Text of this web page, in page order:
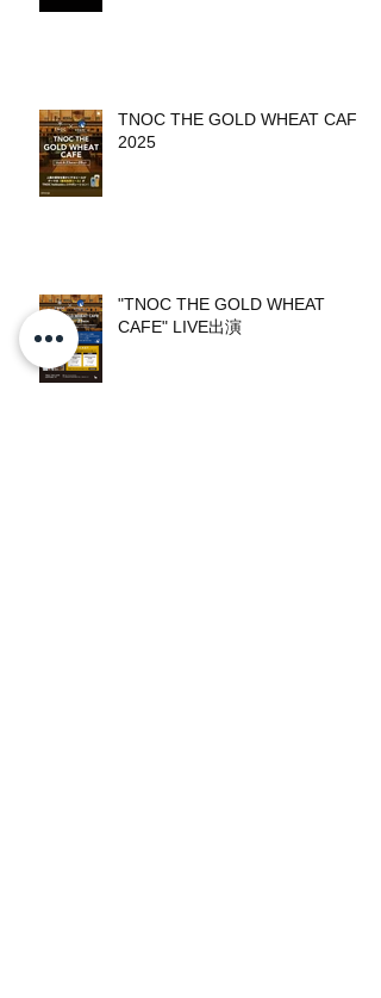
TNOC THE GOLD WHEAT CAFE
2025
"TNOC THE GOLD WHEAT
CAFE" LIVE出演